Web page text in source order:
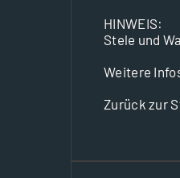
HINWEIS:
Stele und
Weitere
Zurück zur